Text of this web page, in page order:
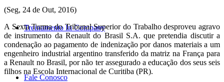
Treinamento In Company
Fale Conosco
(Seg, 24 de Out, 2016)
A Sexta Turma do Tribunal Superior do Trabalho desproveu agravo
de instrumento da Renault do Brasil S.A. que pretendia discutir a
condenação ao pagamento de indenização por danos materiais a um
engenheiro industrial argentino transferido da matriz na França para
a Renault no Brasil, por não ter assegurado a educação dos seus seis
filhos na Escola Internacional de Curitiba (PR).